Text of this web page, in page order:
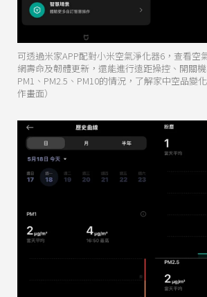
可透過米家APP配對小米空氣淨化器6，查看空
網壽命及韌體更新，還能進行遠距操控、開關
PM1、PM2.5、PM10的情況，了解家中空品變
作畫面）